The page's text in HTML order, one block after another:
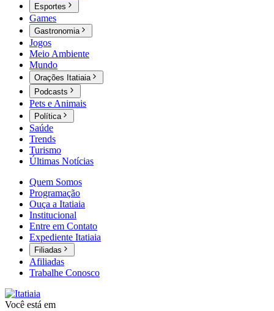
Esportes
Games
Gastronomia
Jogos
Meio Ambiente
Mundo
Orações Itatiaia
Podcasts
Pets e Animais
Política
Saúde
Trends
Turismo
Últimas Notícias
Quem Somos
Programação
Ouça a Itatiaia
Institucional
Entre em Contato
Expediente Itatiaia
Filiadas
Afiliadas
Trabalhe Conosco
Você está em